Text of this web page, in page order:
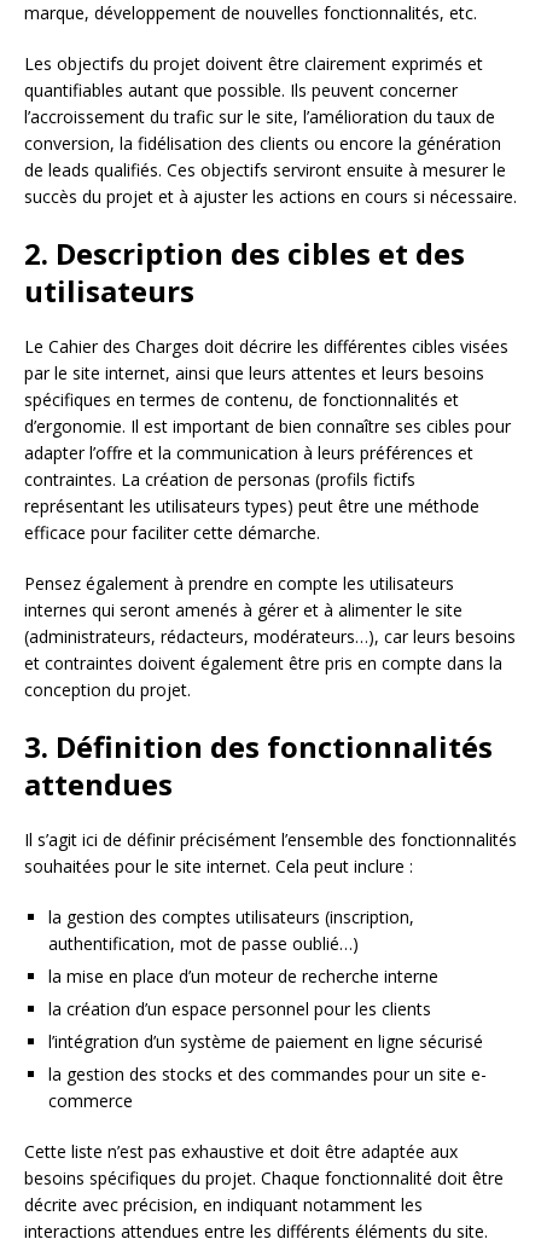
marque, développement de nouvelles fonctionnalités, etc.
Les objectifs du projet doivent être clairement exprimés et
quantifiables autant que possible. Ils peuvent concerner
l’accroissement du trafic sur le site, l’amélioration du taux de
conversion, la fidélisation des clients ou encore la génération
de leads qualifiés. Ces objectifs serviront ensuite à mesurer le
succès du projet et à ajuster les actions en cours si nécessaire.
2. Description des cibles et des
utilisateurs
Le Cahier des Charges doit décrire les différentes cibles visées
par le site internet, ainsi que leurs attentes et leurs besoins
spécifiques en termes de contenu, de fonctionnalités et
d’ergonomie. Il est important de bien connaître ses cibles pour
adapter l’offre et la communication à leurs préférences et
contraintes. La création de personas (profils fictifs
représentant les utilisateurs types) peut être une méthode
efficace pour faciliter cette démarche.
Pensez également à prendre en compte les utilisateurs
internes qui seront amenés à gérer et à alimenter le site
(administrateurs, rédacteurs, modérateurs…), car leurs besoins
et contraintes doivent également être pris en compte dans la
conception du projet.
3. Définition des fonctionnalités
attendues
Il s’agit ici de définir précisément l’ensemble des fonctionnalités
souhaitées pour le site internet. Cela peut inclure :
la gestion des comptes utilisateurs (inscription,
authentification, mot de passe oublié…)
la mise en place d’un moteur de recherche interne
la création d’un espace personnel pour les clients
l’intégration d’un système de paiement en ligne sécurisé
la gestion des stocks et des commandes pour un site e-
commerce
Cette liste n’est pas exhaustive et doit être adaptée aux
besoins spécifiques du projet. Chaque fonctionnalité doit être
décrite avec précision, en indiquant notamment les
interactions attendues entre les différents éléments du site.